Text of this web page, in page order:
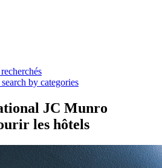
by categories
JC Munro
les hôtels